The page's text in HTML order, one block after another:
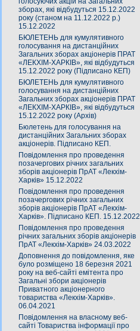
зборах, які відбудуться 15.12.2022
року (станом на 11.12.2022 р.)
15.12.2022
БЮЛЕТЕНЬ для кумулятивного
голосування на дистанційних
Загальних зборах акціонерів ПРАТ
«ЛЕКХІМ-ХАРКІВ», які відбудуться
15.12.2022 року (Підписано КЕП)
БЮЛЕТЕНЬ для кумулятивного
голосування на дистанційних
Загальних зборах акціонерів ПРАТ
«ЛЕКХІМ-ХАРКІВ», які відбудуться
15.12.2022 року (Архів)
Бюлетень для голосування на
дистанційних Загальних зборах
акціонерів. Підписано КЕП.
Повідомлення про проведення
позачергових річних загальних
зборів акціонерів ПрАТ «Лекхім-
Харків» 15.12.2022
Повідомлення про проведення
позачергових річних загальних
зборів акціонерів ПрАТ «Лекхім-
Харків». Підписано КЕП. 15.12.2022
Повідомлення про проведення
річних загальних зборів акціонерів
ПрАТ «Лекхім-Харків» 24.03.2022
Доповнення до повідомлення, яке
було розміщено 18 березня 2021
року на веб-сайті емітента про
Загальні збори акціонерів
Приватного акціонерного
товариства «Лекхім-Харків».
06.04.2021
Повідомлення на власному веб-
сайті Товариства інформації про